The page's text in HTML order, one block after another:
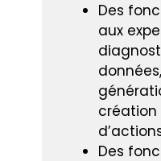
Des
aux
création
Des